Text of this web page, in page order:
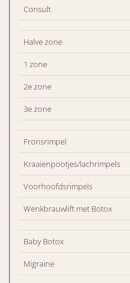
Consult
Halve zone
1 zone
2e zone
3e zone
Fronsrimpel
Kraaienpootjes/lachrimpels
Voorhoofdsrimpels
Wenkbrauwlift met Botox
Baby Botox
Migraine